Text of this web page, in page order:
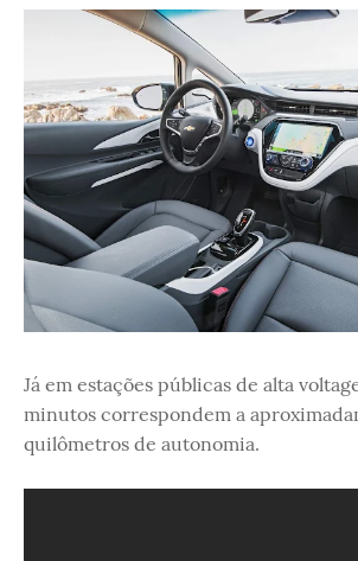
Já em estações públicas de alta
minutos correspondem a
quilômetros de autonomia.